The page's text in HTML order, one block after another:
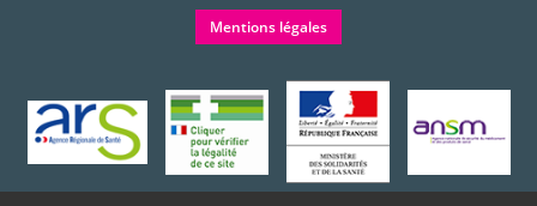
Mentions légales